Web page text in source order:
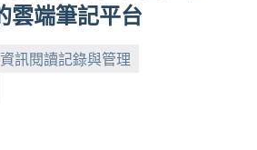
雲端筆記平台
訊閱讀記錄與管理